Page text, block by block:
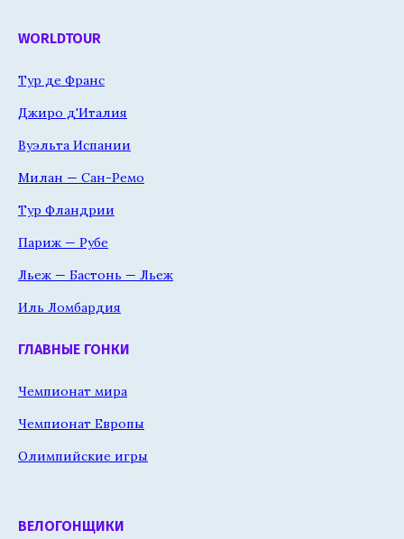
WORLDTOUR
Тур де Франс
Джиро д'Италия
Вуэльта Испании
Милан — Сан-Ремо
Тур Фландрии
Париж — Рубе
Льеж — Бастонь — Льеж
Иль Ломбардия
ГЛАВНЫЕ ГОНКИ
Чемпионат мира
Чемпионат Европы
Олимпийские игры
ВЕЛОГОНЩИКИ